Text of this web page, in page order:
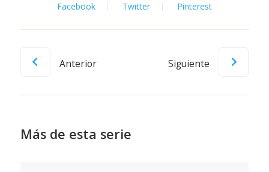
Facebook Twitter Pinterest
Anterior Siguiente
Más de esta serie